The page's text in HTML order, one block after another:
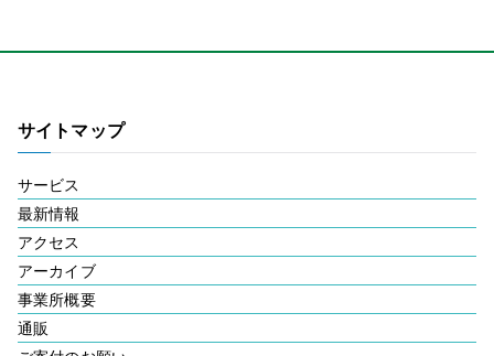
サイトマップ
サービス
最新情報
アクセス
アーカイブ
事業所概要
通販